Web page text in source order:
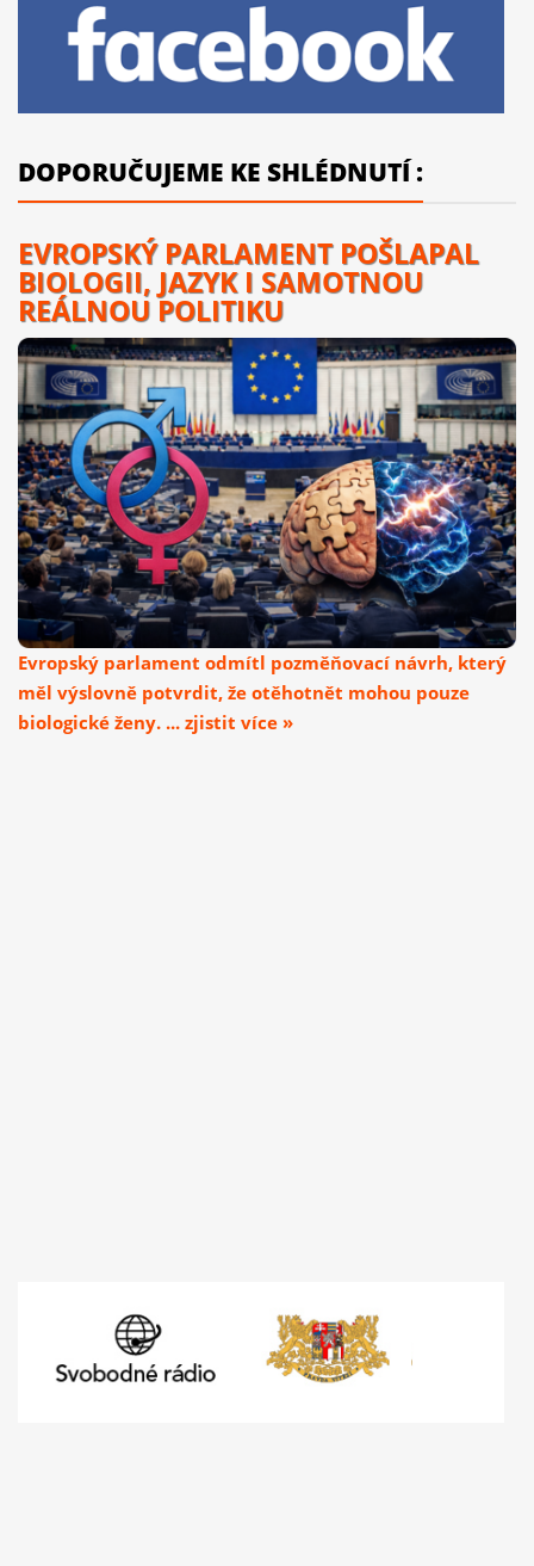
DOPORUČUJEME KE SHLÉDNUTÍ :
EVROPSKÝ PARLAMENT POŠLAPAL
BIOLOGII, JAZYK I SAMOTNOU
REÁLNOU POLITIKU
Evropský parlament odmítl pozměňovací návrh, který
měl výslovně potvrdit, že otěhotnět mohou pouze
biologické ženy. ... zjistit více »